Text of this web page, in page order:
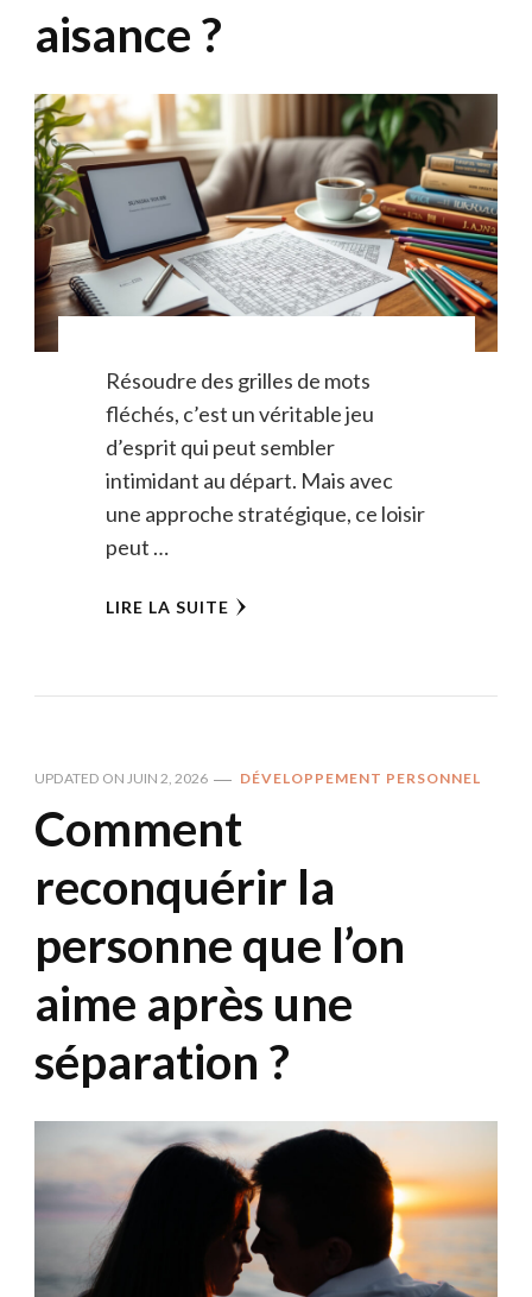
aisance ?
Résoudre des grilles de mots
fléchés, c’est un véritable jeu
d’esprit qui peut sembler
intimidant au départ. Mais avec
une approche stratégique, ce loisir
peut …
LIRE LA SUITE
UPDATED ON JUIN 2, 2026 DÉVELOPPEMENT PERSONNEL
Comment
reconquérir la
personne que l’on
aime après une
séparation ?